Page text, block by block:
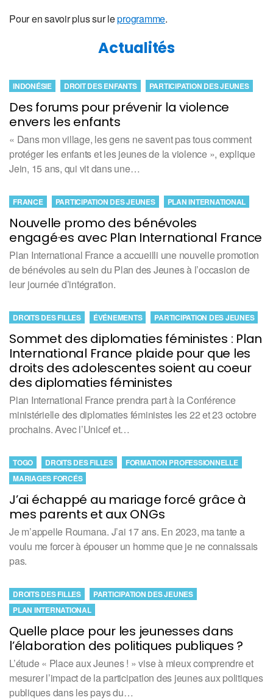
Pour en savoir plus sur leprogramme.
Actualités
Des forums pour prévenir la violence
envers les enfants
INDONÉSIE DROIT DES ENFANTS PARTICIPATION DES JEUNES
« Dans mon village, les gens ne savent pas tous comment
protéger les enfants et les jeunes de la violence », explique
Jein, 15 ans, qui vit dans une…
Nouvelle promo des bénévoles
engagé·es avec Plan International France
FRANCE PARTICIPATION DES JEUNES PLAN INTERNATIONAL
Plan International France a accueilli une nouvelle promotion
de bénévoles au sein du Plan des Jeunes à l’occasion de
leur journée d’intégration.
Sommet des diplomaties féministes : Plan
International France plaide pour que les
droits des adolescentes soient au coeur
des diplomaties féministes
DROITS DES FILLES ÉVÉNEMENTS PARTICIPATION DES JEUNES
Plan International France prendra part à la Conférence
ministérielle des diplomaties féministes les 22 et 23 octobre
prochains. Avec l’Unicef et…
J’ai échappé au mariage forcé grâce à
mes parents et aux ONGs
TOGO DROITS DES FILLES
FORMATION PROFESSIONNELLE
MARIAGES FORCÉS
Je m’appelle Roumana. J’ai 17 ans. En 2023, ma tante a
voulu me forcer à épouser un homme que je ne connaissais
pas.
Quelle place pour les jeunesses dans
l’élaboration des politiques publiques ?
DROITS DES FILLES
PARTICIPATION DES JEUNES
PLAN INTERNATIONAL
L’étude « Place aux Jeunes ! » vise à mieux comprendre et
mesurer l’impact de la participation des jeunes aux politiques
publiques dans les pays du…